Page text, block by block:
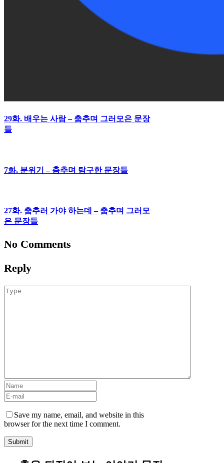
29화. 배우는 사람 – 춤추며 그러모은 문장
들
7화. 분위기 – 춤추며 탐구한 문장들
27화. 춤추러 가야 하는데 – 춤추며 그러모
은 문장들
No Comments
Reply
Save my name, email, and website in this
browser for the next time I comment.